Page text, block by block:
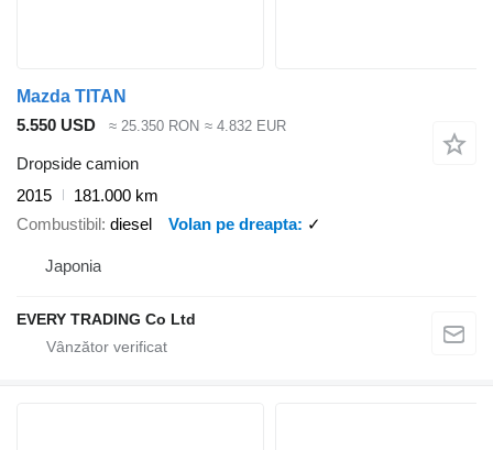
Mazda TITAN
5.550 USD
≈ 25.350 RON ≈ 4.832 EUR
Dropside camion
2015
181.000 km
Combustibil diesel Volan pe dreapta ✓
Japonia
EVERY TRADING Co Ltd